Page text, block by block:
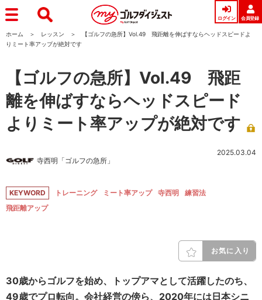
ログイン 会員登録
ホーム レッスン
【ゴルフの急所】Vol.49 飛距離を伸ばすならヘッドスピードよ
りミート率アップが絶対です
【ゴルフの急所】Vol.49 飛距
離を伸ばすならヘッドスピード
よりミート率アップが絶対です
寺西明「ゴルフの急所」
2025.03.04
KEYWORD トレーニング ミート率アップ 寺西明
練習法
飛距離アップ
お気に入り
30歳からゴルフを始め、トップアマとして活躍したのち、
49歳でプロ転向。会社経営の傍ら、2020年には日本シニ